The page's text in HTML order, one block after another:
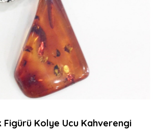
Figürü Kolye Ucu Kahverengi